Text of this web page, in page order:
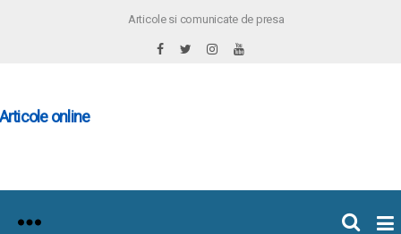
Articole si comunicate de presa